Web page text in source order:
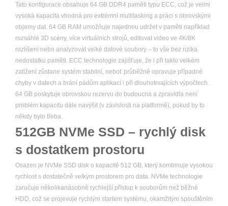
Tato konfigurace obsahuje 64 GB DDR4 paměti typu ECC, což je velmi
vysoká kapacita vhodná pro extrémní multitasking a práci s obrovskými
objemy dat. 64 GB RAM umožňuje najednou udržet v paměti například
rozsáhlé 3D scény, více virtuálních strojů, editovat video ve 4K/8K
rozlišení nebo analyzovat velké datové soubory – to vše bez rizika
nedostatku paměti. ECC technologie zajišťuje, že i při takto velkém
zatížení zůstane systém stabilní, neboť průběžně opravuje případné
chyby v datech a brání pádům aplikací i při dlouhotrvajících výpočtech.
64 GB poskytuje obrovskou rezervu do budoucna a zpravidla není
problém kapacitu dále navýšit (v závislosti na platformě), pokud by to
někdy bylo třeba.
512GB NVMe SSD – rychlý disk
s dostatkem prostoru
Osazen je NVMe SSD disk o kapacitě 512 GB, který kombinuje vysokou
rychlost s dostatečně velkým prostorem pro data. NVMe technologie
zaručuje několikanásobně rychlejší přístup k souborům než běžné
HDD, což se projevuje rychlým startem systému, okamžitým spouštěním